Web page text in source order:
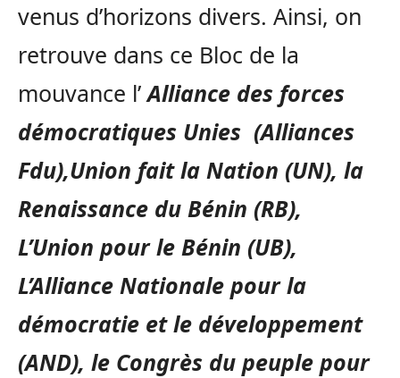
venus d’horizons divers. Ainsi, on
retrouve dans ce Bloc de la
mouvance l’Alliance des forces
démocratiques Unies (Alliances
Fdu),Union fait la Nation (UN), la
Renaissance du Bénin (RB),
L’Union pour le Bénin (UB),
L’Alliance Nationale pour la
démocratie et le développement
(AND), le Congrès du peuple pour